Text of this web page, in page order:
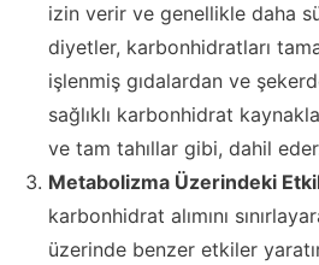
izin verir ve genellikle daha
diyetler, karbonhidratları
işlenmiş gıdalardan ve
sağlıklı karbonhidrat
ve tam tahıllar gibi, dahil
Metabolizma Üzerindeki
karbonhidrat alımını
üzerinde benzer etkiler